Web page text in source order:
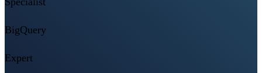
BigQuery
Expert